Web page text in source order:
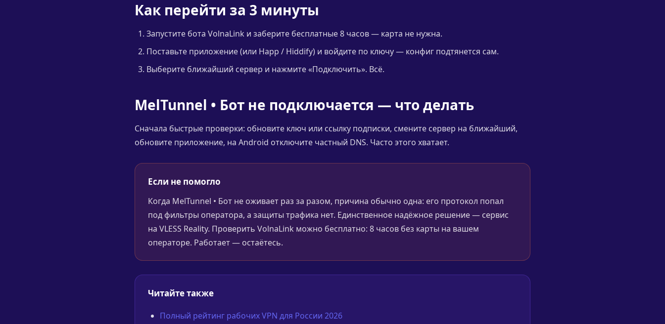
Как перейти за 3 минуты
Запустите бота VolnaLink и заберите бесплатные 8 часов — карта не нужна.
Поставьте приложение (или Happ / Hiddify) и войдите по ключу — конфиг подтянется сам.
Выберите ближайший сервер и нажмите «Подключить». Всё.
MelTunnel • Бот не подключается — что делать
Сначала быстрые проверки: обновите ключ или ссылку подписки, смените сервер на ближайший,
обновите приложение, на Android отключите частный DNS. Часто этого хватает.
Если не помогло
Когда MelTunnel • Бот не оживает раз за разом, причина обычно одна: его протокол попал
под фильтры оператора, а защиты трафика нет. Единственное надёжное решение — сервис
на VLESS Reality. Проверить VolnaLink можно бесплатно: 8 часов без карты на вашем
операторе. Работает — остаётесь.
Читайте также
Полный рейтинг рабочих VPN для России 2026